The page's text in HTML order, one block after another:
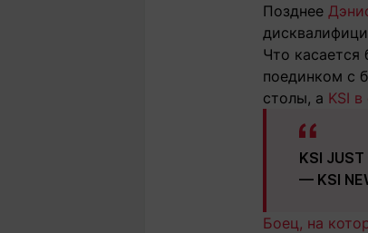
Позднее
Что касается
поединком с
столы, а KSI
KSI JUST
— KSI
Боец, на